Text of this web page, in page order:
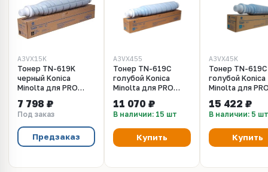
A3VX15K
Тонер TN-619K
черный Konica
Minolta для PRO
C3080P (a3vx15k)
7 798 ₽
Под заказ
Предзаказ
A3VX455
Тонер TN-619C
голубой Konica
Minolta для PRO
C3080P
11 070 ₽
В наличии: 15 шт
Купить
A3VX45K
Тонер TN-619C
голубой Konica
Minolta для
C3080P
15 422 ₽
В наличии: 5 шт
Купить